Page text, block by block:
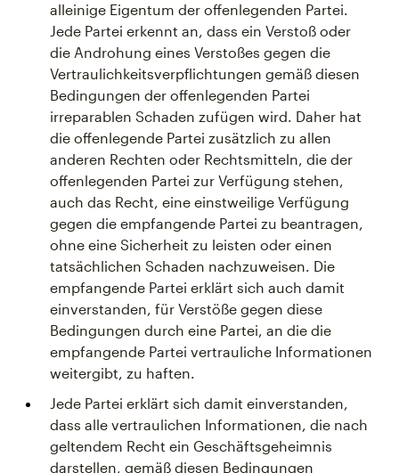
alleinige Eigentum der offenlegenden Partei.
Jede Partei erkennt an, dass ein Verstoß oder
die Androhung eines Verstoßes gegen die
Vertraulichkeitsverpflichtungen gemäß diesen
Bedingungen der offenlegenden Partei
irreparablen Schaden zufügen wird. Daher hat
die offenlegende Partei zusätzlich zu allen
anderen Rechten oder Rechtsmitteln, die der
offenlegenden Partei zur Verfügung stehen,
auch das Recht, eine einstweilige Verfügung
gegen die empfangende Partei zu beantragen,
ohne eine Sicherheit zu leisten oder einen
tatsächlichen Schaden nachzuweisen. Die
empfangende Partei erklärt sich auch damit
einverstanden, für Verstöße gegen diese
Bedingungen durch eine Partei, an die die
empfangende Partei vertrauliche Informationen
weitergibt, zu haften.
Jede Partei erklärt sich damit einverstanden,
dass alle vertraulichen Informationen, die nach
geltendem Recht ein Geschäftsgeheimnis
darstellen, gemäß diesen Bedingungen